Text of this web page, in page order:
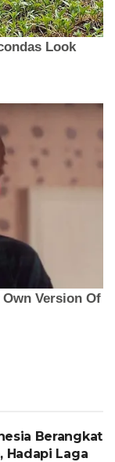
Berangkat
Hadapi Laga